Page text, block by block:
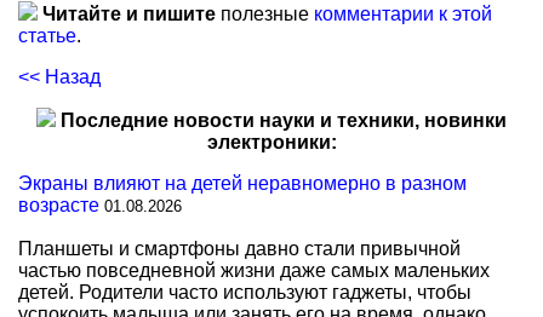
Читайте и пишите полезные комментарии к этой
статье.
<< Назад
Последние новости науки и техники, новинки
электроники:
Экраны влияют на детей неравномерно в разном
возрасте 01.08.2026
Планшеты и смартфоны давно стали привычной
частью повседневной жизни даже самых маленьких
детей. Родители часто используют гаджеты, чтобы